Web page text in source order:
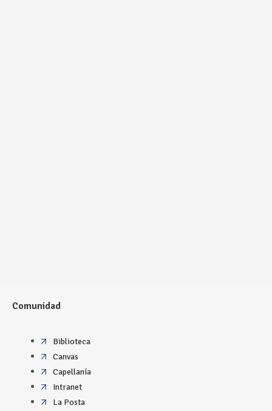
Comunidad
Biblioteca
Canvas
Capellanía
Intranet
La Posta